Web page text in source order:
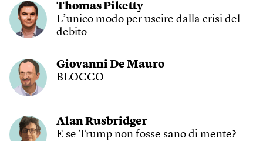
Thomas Piketty
L’unico modo per uscire dalla crisi del
debito
Giovanni De Mauro
BLOCCO
Alan Rusbridger
E se Trump non fosse sano di mente?